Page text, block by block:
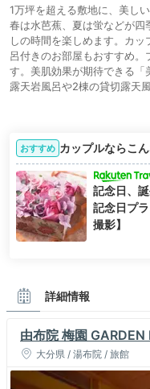
1万坪を超える敷地に、美し
春は水芭蕉、夏は蛍などが
しの時間を楽しめます。カ
呂付きのお部屋もおすすめ。
す。美肌効果が期待できる
露天岩風呂や2棟の貸切露天
おすすめ カップルならこ
記念日、
記念日プ
撮影】
詳細情報
由布院 梅園 GARDEN
大分県 / 湯布院 / 旅館